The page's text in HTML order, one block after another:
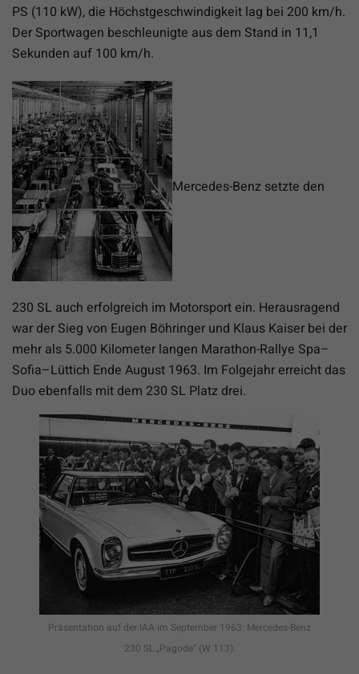
PS (110 kW), die Höchstgeschwindigkeit lag bei 200 km/h.
Der Sportwagen beschleunigte aus dem Stand in 11,1
Sekunden auf 100 km/h.
Mercedes-Benz setzte den
230 SL auch erfolgreich im Motorsport ein. Herausragend
war der Sieg von Eugen Böhringer und Klaus Kaiser bei der
mehr als 5.000 Kilometer langen Marathon-Rallye Spa–
Sofia–Lüttich Ende August 1963. Im Folgejahr erreicht das
Duo ebenfalls mit dem 230 SL Platz drei.
Präsentation auf der IAA im September 1963: Mercedes-Benz
230 SL „Pagode“ (W 113).